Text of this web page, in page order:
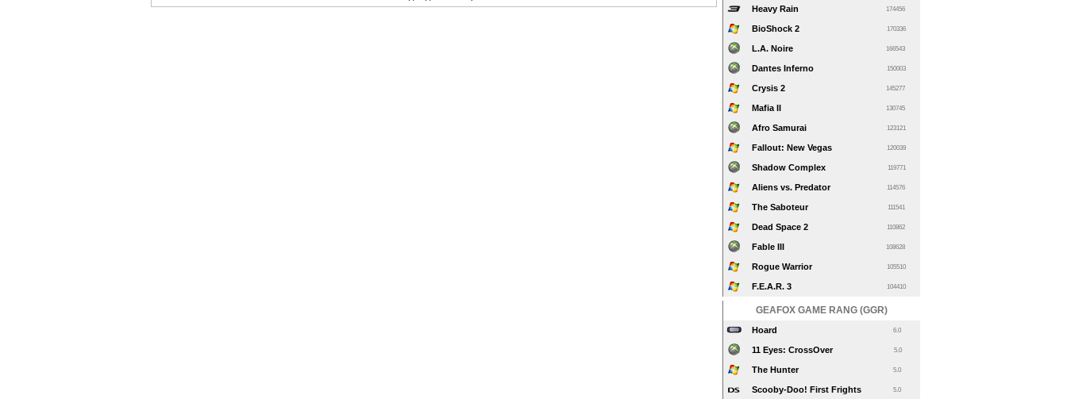
Heavy Rain 174456
BioShock 2 170336
L.A. Noire 166543
Dantes Inferno 150003
Crysis 2 145277
Mafia II 130745
Afro Samurai 123121
Fallout: New Vegas 120039
Shadow Complex 119771
Aliens vs. Predator 114576
The Saboteur 111541
Dead Space 2 110862
Fable III 108628
Rogue Warrior 105510
F.E.A.R. 3 104410
GEAFOX GAME RANG (GGR)
Hoard 6.0
11 Eyes: CrossOver 5.0
The Hunter 5.0
Scooby-Doo! First Frights 5.0